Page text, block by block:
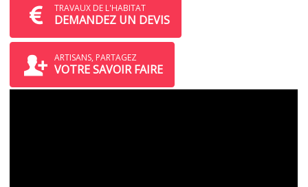
TRAVAUX DE L'HABITAT
DEMANDEZ UN DEVIS
ARTISANS, PARTAGEZ
VOTRE SAVOIR FAIRE